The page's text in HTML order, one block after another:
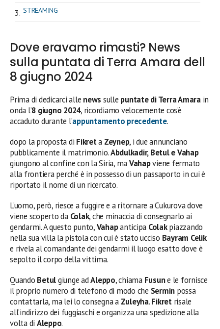
STREAMING
Dove eravamo rimasti? News
sulla puntata di Terra Amara dell
8 giugno 2024
Prima di dedicarci alle news sulle puntate di Terra Amarain
onda l’8 giugno 2024, ricordiamo velocemente cos’è
accaduto durante l’appuntamento precedente.
dopo la proposta di Fikreta Zeynep, i due annunciano
pubblicamente il matrimonio.Abdulkadir, Betul e Vahap
giungono al confine con la Siria, maVahapviene fermato
alla frontiera perché è in possesso di un passaporto in cui è
riportato il nome di un ricercato.
L’uomo, però, riesce a fuggire e a ritornare a Cukurova dove
viene scoperto da Colak, che minaccia di consegnarlo ai
gendarmi. A questo punto,Vahapanticipa Colakpiazzando
nella sua villa la pistola con cui è stato ucciso Bayram Celik
e rivela al comandante dei gendarmi il luogo esatto dove è
sepolto il corpo della vittima.
Quando Betulgiunge adAleppo, chiama Fusune le fornisce
il proprio numero di telefono di modo che Sermin possa
contattarla, ma lei lo consegna a Zuleyha.Fikretrisale
all’indirizzo dei fuggiaschi e organizza una spedizione alla
volta di Aleppo.